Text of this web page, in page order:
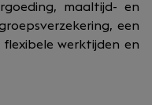
maaltijd- en
een
flexibele werktijden en